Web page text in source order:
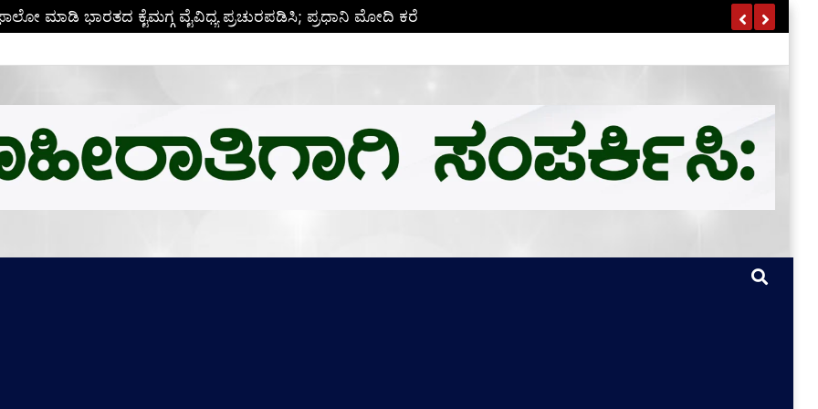
ಚಿನ್ನದ ಪದಕದ ಗರಿ: ಉನ್ನತ ಸಂಶೋಧನೆಗೆ ಅಮೆರಿಕಕ್ಕೆ ಪಯಣ